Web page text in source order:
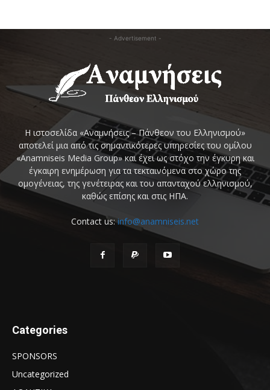
- Advertisement -
Η ιστοσελίδα «Αναμνήσεις – Πάνθεον του Ελληνισμού»
αποτελεί μια από τις σημαντικότερες υπηρεσίες του ομίλου
«Anamniseis Media Group» και έχει ως στόχο την έγκυρη και
έγκαιρη ενημέρωση για τα τεκταινόμενα στο χώρο της
ομογένειας, της γενέτειρας και του απανταχού ελληνισμού,
καθώς επίσης και στις ΗΠΑ.
Contact us:info@anamniseis.net
Categories
SPONSORS
Uncategorized